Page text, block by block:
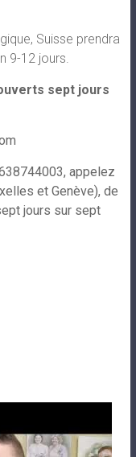
Suisse prendra
9-12 jours.
sept jours
appelez
et Genève), de
jours sur sept